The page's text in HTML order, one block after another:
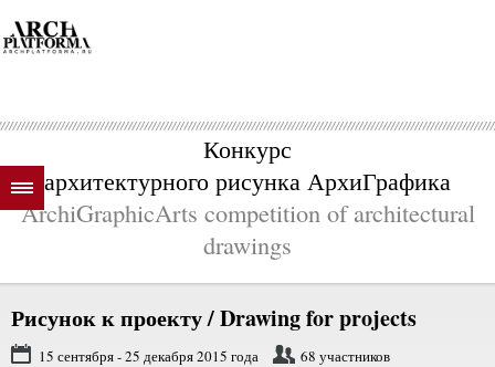
Конкурс
архитектурного рисунка АрхиГрафика
ArchiGraphicArts competition of architectural
drawings
Рисунок к проекту / Drawing for projects
15 сентября - 25 декабря 2015 года 68 участников